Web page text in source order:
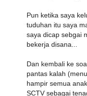
Pun ketika saya
tuduhan itu saya
saya dicap sebgai
bekerja disana...
Dan kembali ke
pantas kalah
hampir semua
SCTV sebagai